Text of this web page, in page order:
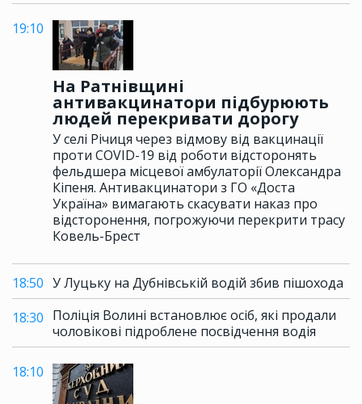
19:10
На Ратнівщині
антивакцинатори підбурюють
людей перекривати дорогу
У селі Річиця через відмову від вакцинації
проти COVID-19 від роботи відсторонять
фельдшера місцевої амбулаторії Олександра
Кіпеня. Антивакцинатори з ГО «Доста
Україна» вимагають скасувати наказ про
відсторонення, погрожуючи перекрити трасу
Ковель-Брест
18:50 У Луцьку на Дубнівській водій збив пішохода
18:30 Поліція Волині встановлює осіб, які продали
чоловікові підроблене посвідчення водія
18:10